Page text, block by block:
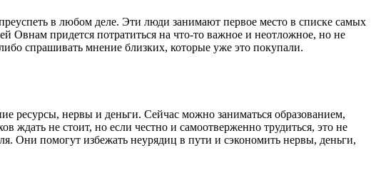
в любом деле. Эти люди занимают первое место в списке самых
Овнам придется потратиться на что-то важное и неотложное, но не
спрашивать мнение близких, которые уже это покупали.
ресурсы, нервы и деньги. Сейчас можно заниматься образованием,
ждать не стоит, но если честно и самоотверженно трудиться, это не
Они помогут избежать неурядиц в пути и сэкономить нервы, деньги,